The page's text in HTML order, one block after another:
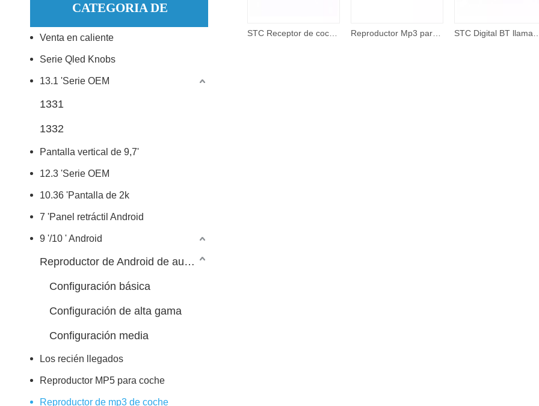
CATEGORIA DE
PRODUCTO
Venta en caliente
Serie Qled Knobs
13.1 'Serie OEM
1331
1332
Pantalla vertical de 9,7'
12.3 'Serie OEM
10.36 'Pantalla de 2k
7 'Panel retráctil Android
9 '/10 ' Android
Reproductor de Android de automóvil 7/9/10 pulgadas
Configuración básica
Configuración de alta gama
Configuración media
Los recién llegados
Reproductor MP5 para coche
Reproductor de mp3 de coche